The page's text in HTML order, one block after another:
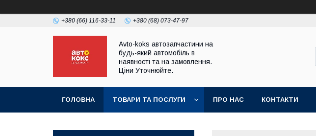
+380 (66) 116-33-11 +380 (68) 073-47-97
Avto-koks автозапчастини на
будь-який автомобіль в
наявності та на замовлення.
Ціни Уточнюйте.
ГОЛОВНА ТОВАРИ ТА ПОСЛУГИ ПРО НАС КОНТАКТИ